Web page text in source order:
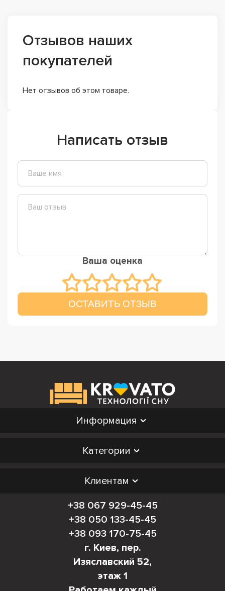
Отзывов наших
покупателей
Нет отзывов об этом товаре.
Написать отзыв
Ваша оценка
ОСТАВИТЬ ОТЗЫВ
Информация
Категории
Клиентам
+38 067 929-45-45
+38 050 133-45-45
+38 093 170-75-45
г. Киев, пер.
Изяславский 52,
этаж 1